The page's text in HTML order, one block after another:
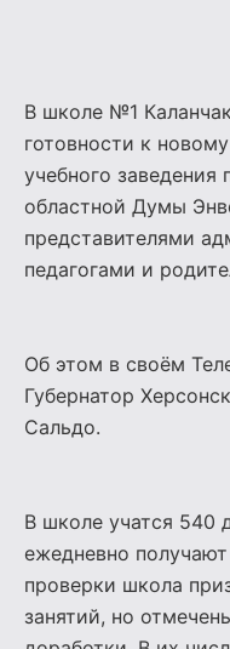
В школе №1
готовности к
учебного заведения
областной Думы
представителями
педагогами и
Об этом в своём
Губернатор
Сальдо.
В школе учатся 540
ежедневно
проверки школа
занятий, но